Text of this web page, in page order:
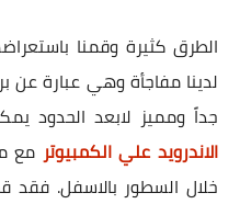
الطرق كثيرة وقمنا
لدينا مفاجأة وهي عبارة عن
جداً ومميز لابعد الحدود
الاندرويد علي الكمبيوتر مع
خلال السطور بالاسفل.